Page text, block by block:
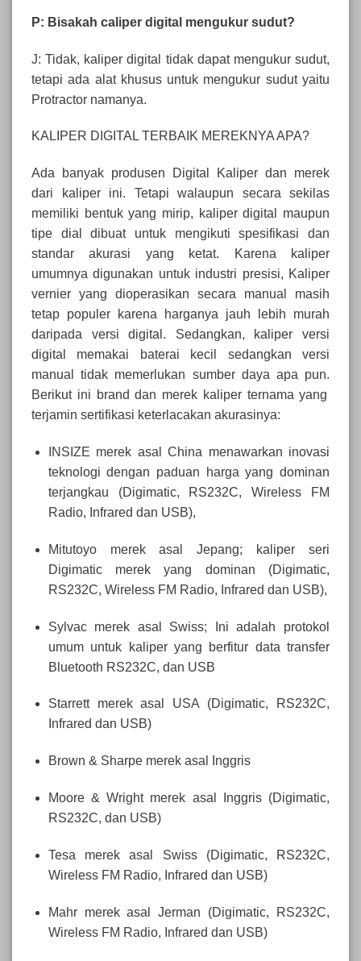
P: Bisakah caliper digital mengukur sudut?
J: Tidak, kaliper digital tidak dapat mengukur sudut,
tetapi ada alat khusus untuk mengukur sudut yaitu
Protractor namanya.
KALIPER DIGITAL TERBAIK MEREKNYA APA?
Ada banyak produsen Digital Kaliper dan merek
dari kaliper ini. Tetapi walaupun secara sekilas
memiliki bentuk yang mirip, kaliper digital maupun
tipe dial dibuat untuk mengikuti spesifikasi dan
standar akurasi yang ketat. Karena kaliper
umumnya digunakan untuk industri presisi, Kaliper
vernier yang dioperasikan secara manual masih
tetap populer karena harganya jauh lebih murah
daripada versi digital. Sedangkan, kaliper versi
digital memakai baterai kecil sedangkan versi
manual tidak memerlukan sumber daya apa pun.
Berikut ini brand dan merek kaliper ternama yang
terjamin sertifikasi keterlacakan akurasinya:
INSIZE merek asal China menawarkan inovasi
teknologi dengan paduan harga yang dominan
terjangkau (Digimatic, RS232C, Wireless FM
Radio, Infrared dan USB),
Mitutoyo merek asal Jepang; kaliper seri
Digimatic merek yang dominan (Digimatic,
RS232C, Wireless FM Radio, Infrared dan USB),
Sylvac merek asal Swiss; Ini adalah protokol
umum untuk kaliper yang berfitur data transfer
Bluetooth RS232C, dan USB
Starrett merek asal USA (Digimatic, RS232C,
Infrared dan USB)
Brown & Sharpe merek asal Inggris
Moore & Wright merek asal Inggris (Digimatic,
RS232C, dan USB)
Tesa merek asal Swiss (Digimatic, RS232C,
Wireless FM Radio, Infrared dan USB)
Mahr merek asal Jerman (Digimatic, RS232C,
Wireless FM Radio, Infrared dan USB)